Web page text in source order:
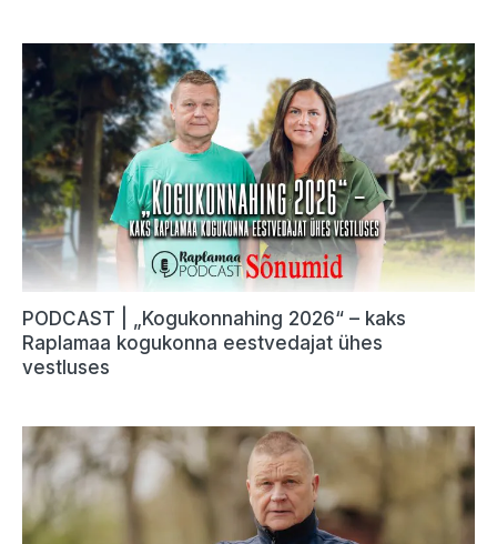
PODCAST | „Kogukonnahing 2026“ – kaks
Raplamaa kogukonna eestvedajat ühes
vestluses